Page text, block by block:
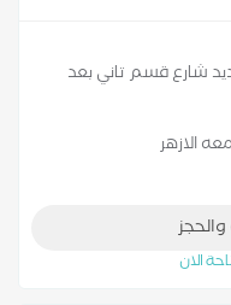
شارع قسم تاني بعد
الازهر
والحجز
الان